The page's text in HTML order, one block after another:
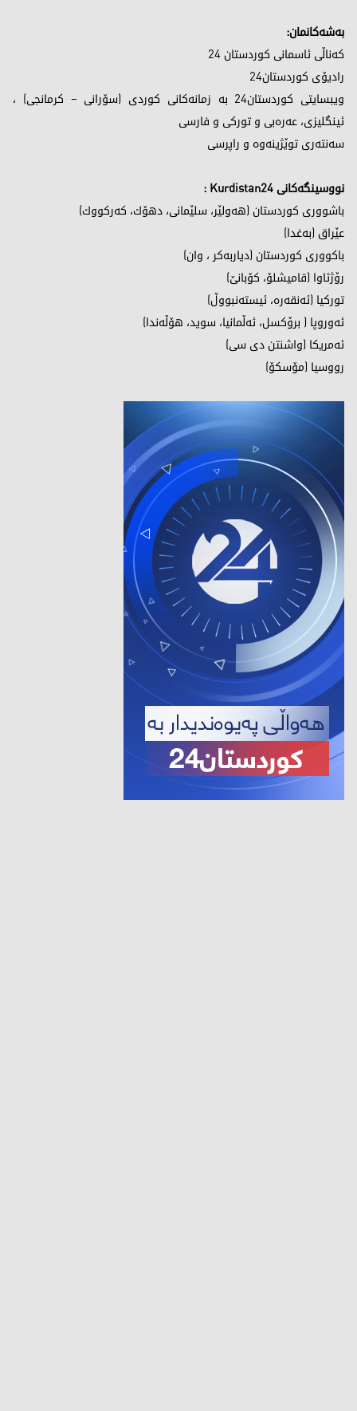
بەشەکانمان:
كەناڵی ئاسمانی كوردستان 24
رادیۆی كوردستان24
ویبسایتی كوردستان24 بە زمانەكانی كوردی (سۆرانی – كرمانجی) ،
ئینگلیزی، عەرەبی و توركی و فارسی
سەنتەری توێژینەوە و راپرسی
نووسینگەكانی Kurdistan24 :
باشووری كوردستان (ھەولێر، سلێمانی، دھۆك، كەركووك)
عێراق (بەغدا)
باكووری كوردستان (دیاربەكر ، وان)
رۆژئاوا (قامیشلۆ، كۆبانێ)
توركیا (ئەنقەرە، ئیستەنبووڵ)
ئەوروپا ( برۆکسل، ئەڵمانیا، سوید، هۆڵەندا)
ئەمریكا (واشنتن دی سی)
رووسیا (مۆسکۆ)